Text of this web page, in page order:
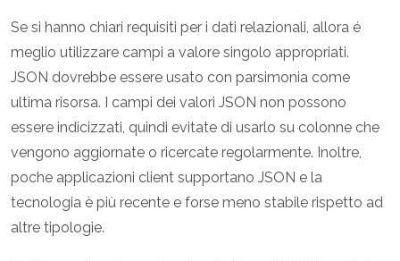
Se si hanno chiari requisiti per i dati relazionali, allora é
meglio utilizzare campi a valore singolo appropriati.
JSON dovrebbe essere usato con parsimonia come
ultima risorsa. I campi dei valori JSON non possono
essere indicizzati, quindi evitate di usarlo su colonne che
vengono aggiornate o ricercate regolarmente. Inoltre,
poche applicazioni client supportano JSON e la
tecnologia è più recente e forse meno stabile rispetto ad
altre tipologie.